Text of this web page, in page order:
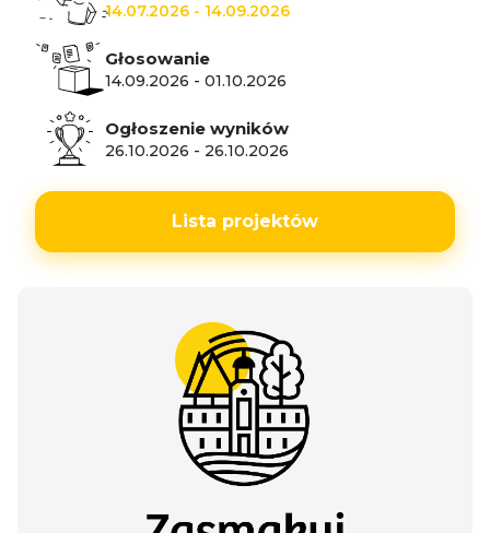
14.07.2026 - 14.09.2026
Głosowanie
14.09.2026 - 01.10.2026
Ogłoszenie wyników
26.10.2026 - 26.10.2026
Lista projektów